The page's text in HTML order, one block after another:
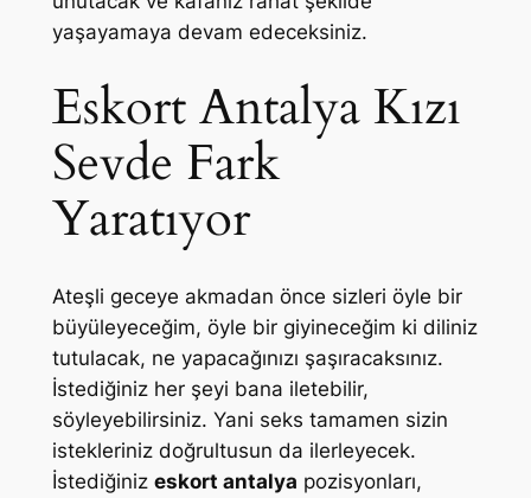
yaşayamaya devam edeceksiniz.
Eskort Antalya Kızı
Sevde Fark
Yaratıyor
Ateşli geceye akmadan önce sizleri öyle bir
büyüleyeceğim, öyle bir giyineceğim ki diliniz
tutulacak, ne yapacağınızı şaşıracaksınız.
İstediğiniz her şeyi bana iletebilir,
söyleyebilirsiniz. Yani seks tamamen sizin
istekleriniz doğrultusun da ilerleyecek.
İstediğiniz eskort antalya pozisyonları,